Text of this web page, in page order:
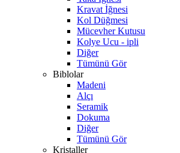
Kravat İğnesi
Kol Düğmesi
Mücevher Kutusu
Kolye Ucu - ipli
Diğer
Tümünü Gör
Biblolar
Madeni
Alçı
Seramik
Dokuma
Diğer
Tümünü Gör
Kristaller